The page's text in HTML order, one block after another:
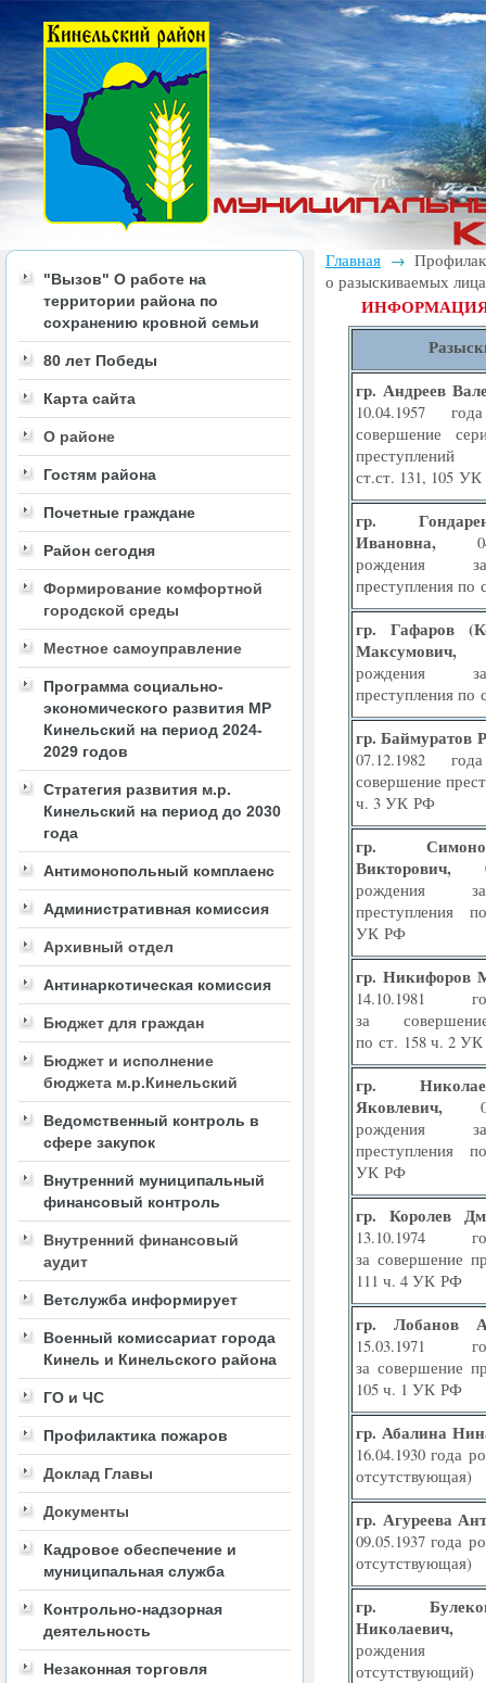
"Вызов" О работе на
территории района по
сохранению кровной семьи
80 лет Победы
Карта сайта
О районе
Гостям района
Почетные граждане
Район сегодня
Формирование комфортной
городской среды
Местное самоуправление
Программа социально-
экономического развития МР
Кинельский на период 2024-
2029 годов
Стратегия развития м.р.
Кинельский на период до 2030
года
Антимонопольный комплаенс
Административная комиссия
Архивный отдел
Антинаркотическая комиссия
Бюджет для граждан
Бюджет и исполнение
бюджета м.р.Кинельский
Ведомственный контроль в
сфере закупок
Внутренний муниципальный
финансовый контроль
Внутренний финансовый
аудит
Ветслужба информирует
Военный комиссариат города
Кинель и Кинельского района
ГО и ЧС
Профилактика пожаров
Доклад Главы
Документы
Кадровое обеспечение и
муниципальная служба
Контрольно-надзорная
деятельность
Незаконная торговля
Главная →
о разыскиваемых
гр. Андреев
10.04.1957
совершение
преступлений
ст.ст. 131, 105
гр.
Ивановна,
рождения
преступления
гр. Гафаров (
рождения
преступления
гр. Баймуратов
07.12.1982
совершение
ч. 3 УК РФ
гр.
Викторович,
рождения
УК РФ
гр. Никифоров
14.10.1981
за
по ст. 158 ч. 2
гр.
Яковлевич,
рождения
УК РФ
гр. Королев
13.10.1974
за совершение
111 ч. 4 УК РФ
гр. Лобанов
15.03.1971
за совершение
105 ч. 1 УК РФ
гр. Абалина
16.04.1930 года
отсутствующая)
гр. Агуреева
09.05.1937 года
отсутствующая)
гр.
Николаевич,
рождения
отсутствующий)